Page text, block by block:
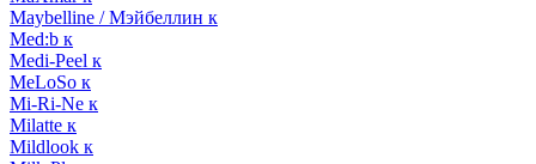
Maybelline / Мэйбеллин к
Med:b к
Medi-Peel к
MeLoSo к
Mi-Ri-Ne к
Milatte к
Mildlook к